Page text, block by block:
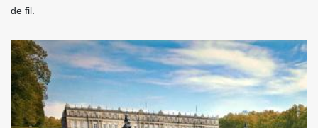
de fil.